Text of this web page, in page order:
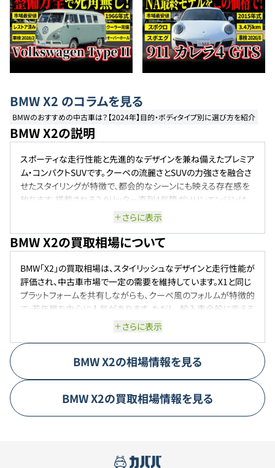
BMWX2 のコラムを見る
BMWのおすすめの中古車は？【2024年】目的・ボディタイプ別に選び方を紹介
BMW X2の説明
スポーティな走行性能と先進的なデザインを兼ね備えたプレミア
ム・コンパクトSUVです。クーペの流麗さとSUVの力強さを融合さ
せたスタイリングが特徴で、都会的なシーンにも映える存在感を
放ちます。搭載される2.0リッター直列4気筒ガソリンエンジンは、
最高出力204ps、最大トルク300Nmを発揮し、8.3秒で0-
317psの高出力エンジンとアダプティブMサスペンションを備え、
5.4秒で0-100km/h加速を達成します。
さらに表示
BMW X2の買取相場について
BMW「X2」の買取相場は、スタイリッシュなデザインと走行性能が
評価され、中古車市場で一定の需要を維持しています。X1と同じ
プラットフォームを共有しながらも、クーペ風のフォルムが特徴的
で、若年層を中心に人気があります。ただし、輸入車全般に言える
ように、新車購入直後は価値が下がる傾向にあり、特に初期モデ
ジン仕様や駆動方式によって査定額に差が出ることもあり、特に
4WDモデルや装備の充実したグレードは比較的高めの評価を受
けやすいです。全体的には、X2は高いリセールバリューを誇ると
定した買取相場を維持しているモデルと言えるでしょう。今後も
コンパクトSUV市場で一定の支持が続く限り、価格は底堅く推移
さらに表示
BMWX2の相場情報を見る
BMWX2の買取相場情報を見る